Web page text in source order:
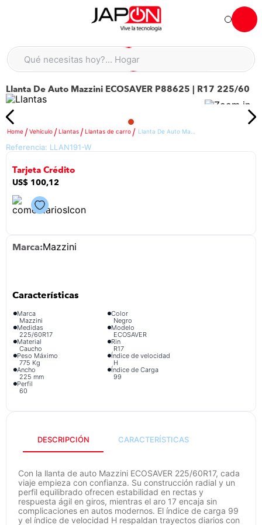
Hola... qué necesitas hoy?
Qué necesitas hoy?... Hogar
Llanta De Auto Mazzini ECOSAVER P88625 | R17 225/60
Vehículo Llantas Llantas de carro
Referencia: LLAN191-W
Tarjeta Crédito
US$ 100,12
Mazzini
Marca
Mazzini
Color
Negro
Medidas
225/60R17
Modelo
ECOSAVER
Material
Caucho
Rin
R17
Peso Máximo
775 Kg
Índice de velocidad
H
Ancho
225 mm
Índice de Carga
99
Perfil
60
DESCRIPCIÓN CARACTERÍSTICAS
Con la llanta de auto Mazzini ECOSAVER 225/60R17, cada
viaje empieza con confianza. Su construcción radial y un
perfil equilibrado ofrecen estabilidad en rectas y
respuesta ágil en giros, mientras el aro 17 encaja sin
complicaciones en autos modernos. El índice de carga 99
y el índice de velocidad H respaldan trayectos diarios con
TÉRMINOS MÁS BUSCADOS
2. refrigeradora
3. lavadora
4. scooter
6. laptop
8. iphone
10. cocina